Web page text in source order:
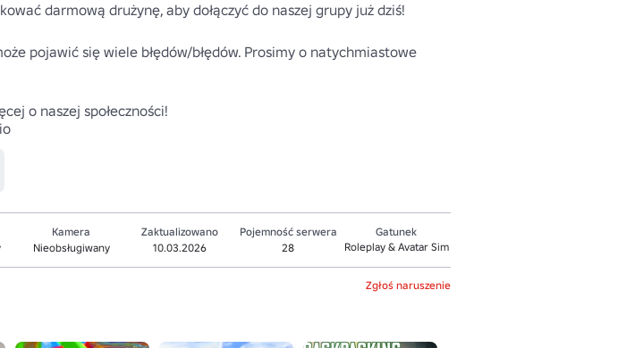
darmową drużynę, aby dołączyć do naszej grupy już dziś!
pojawić się wiele błędów/błędów. Prosimy o natychmiastowe
o naszej społeczności!
Kamera
Nieobsługiwany
Zaktualizowano
10.03.2026
Pojemność serwera
28
Gatunek
Roleplay & Avatar Sim
Zgłoś naruszenie